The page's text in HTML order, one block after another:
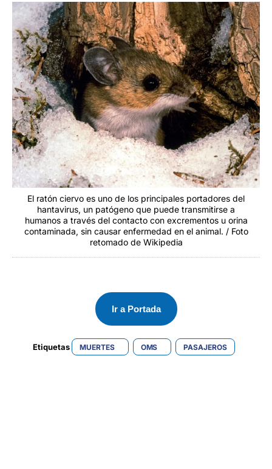
El ratón ciervo es uno de los principales portadores del
hantavirus, un patógeno que puede transmitirse a
humanos a través del contacto con excrementos u orina
contaminada, sin causar enfermedad en el animal. / Foto
retomado de Wikipedia
Ir a Portada
Etiquetas MUERTES OMS PASAJEROS